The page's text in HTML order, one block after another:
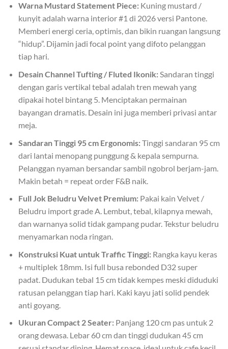
Warna Mustard Statement Piece:Kuning mustard /
kunyit adalah warna interior #1 di 2026 versi Pantone.
Memberi energi ceria, optimis, dan bikin ruangan langsung
“hidup”. Dijamin jadi focal point yang difoto pelanggan
tiap hari.
Desain Channel Tufting / Fluted Ikonik:Sandaran tinggi
dengan garis vertikal tebal adalah tren mewah yang
dipakai hotel bintang 5. Menciptakan permainan
bayangan dramatis. Desain ini juga memberi privasi antar
meja.
Sandaran Tinggi 95 cm Ergonomis:Tinggi sandaran 95 cm
dari lantai menopang punggung & kepala sempurna.
Pelanggan nyaman bersandar sambil ngobrol berjam-jam.
Makin betah = repeat order F&B naik.
Full Jok Beludru Velvet Premium:Pakai kain Velvet /
Beludru import grade A. Lembut, tebal, kilapnya mewah,
dan warnanya solid tidak gampang pudar. Tekstur beludru
menyamarkan noda ringan.
Konstruksi Kuat untuk Traffic Tinggi:Rangka kayu keras
+ multiplek 18mm. Isi full busa rebonded D32 super
padat. Dudukan tebal 15 cm tidak kempes meski diduduki
ratusan pelanggan tiap hari. Kaki kayu jati solid pendek
anti goyang.
Ukuran Compact 2 Seater:Panjang 120 cm pas untuk 2
orang dewasa. Lebar 60 cm dan tinggi dudukan 45 cm